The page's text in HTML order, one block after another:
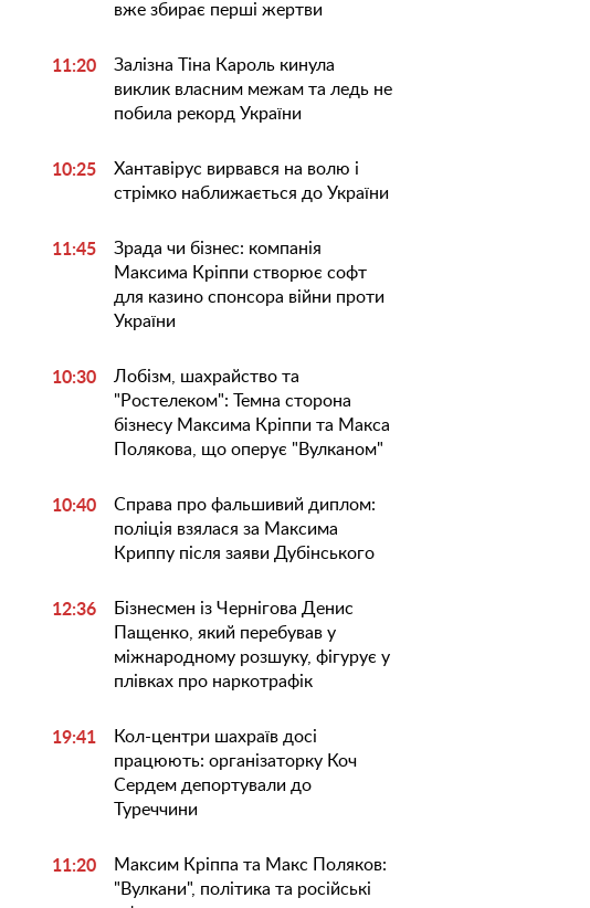
вже збирає перші жертви
11:20
Залізна Тіна Кароль кинула
виклик власним межам та ледь не
побила рекорд України
10:25
Хантавірус вирвався на волю і
стрімко наближається до України
11:45
Зрада чи бізнес: компанія
Максима Кріппи створює софт
для казино спонсора війни проти
України
10:30
Лобізм, шахрайство та
"Ростелеком": Темна сторона
бізнесу Максима Кріппи та Макса
Полякова, що оперує "Вулканом"
10:40
Справа про фальшивий диплом:
поліція взялася за Максима
Криппу після заяви Дубінського
12:36
Бізнесмен із Чернігова Денис
Пащенко, який перебував у
міжнародному розшуку, фігурує у
плівках про наркотрафік
19:41
Кол-центри шахраїв досі
працюють: організаторку Коч
Сердем депортували до
Туреччини
11:20
Максим Кріппа та Макс Поляков:
"Вулкани", політика та російські